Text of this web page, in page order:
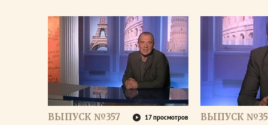
ВЫПУСК №357 17 просмотров ВЫПУСК